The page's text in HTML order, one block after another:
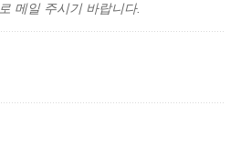
로 메일 주시기 바랍니다.